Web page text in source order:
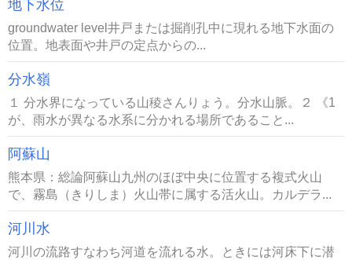
地下水位
groundwater level井戸または掘削孔中に現れる地下水面の
位置。地表面や井戸の定点からの...
分水嶺
１ 分水界になっている山稜さんりょう。分水山脈。２ 《1
が、雨水が異なる水系に分かれる場所であること...
阿蘇山
熊本県：総論阿蘇山九州のほぼ中央に位置する複式火山
で、霧島（きりしま）火山帯に属する活火山。カルデラ...
河川水
河川の流路すなわち河道を流れる水。ときには河床下に潜